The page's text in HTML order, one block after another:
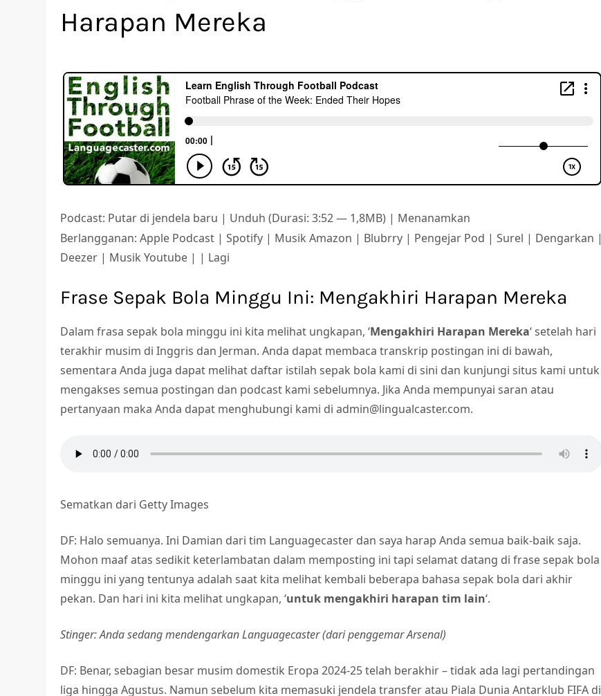
Harapan Mereka
Podcast: Putar di jendela baru | Unduh (Durasi: 3:52 — 1,8MB) | Menanamkan
Berlangganan: Apple Podcast | Spotify | Musik Amazon | Blubrry | Pengejar Pod | Surel | Dengarkan |
Deezer | Musik Youtube | | Lagi
Frase Sepak Bola Minggu Ini: Mengakhiri Harapan Mereka
Dalam frasa sepak bola minggu ini kita melihat ungkapan, ‘Mengakhiri Harapan Mereka‘ setelah hari
terakhir musim di Inggris dan Jerman. Anda dapat membaca transkrip postingan ini di bawah,
sementara Anda juga dapat melihat daftar istilah sepak bola kami di sini dan kunjungi situs kami untuk
mengakses semua postingan dan podcast kami sebelumnya. Jika Anda mempunyai saran atau
pertanyaan maka Anda dapat menghubungi kami di admin@lingualcaster.com.
Sematkan dari Getty Images
DF: Halo semuanya. Ini Damian dari tim Languagecaster dan saya harap Anda semua baik-baik saja.
Mohon maaf atas sedikit keterlambatan dalam memposting ini tapi selamat datang di frase sepak bola
minggu ini yang tentunya adalah saat kita melihat kembali beberapa bahasa sepak bola dari akhir
pekan. Dan hari ini kita melihat ungkapan, ‘untuk mengakhiri harapan tim lain‘.
Stinger: Anda sedang mendengarkan Languagecaster (dari penggemar Arsenal)
DF: Benar, sebagian besar musim domestik Eropa 2024-25 telah berakhir – tidak ada lagi pertandingan
liga hingga Agustus. Namun sebelum kita memasuki jendela transfer atau Piala Dunia Antarklub FIFA di